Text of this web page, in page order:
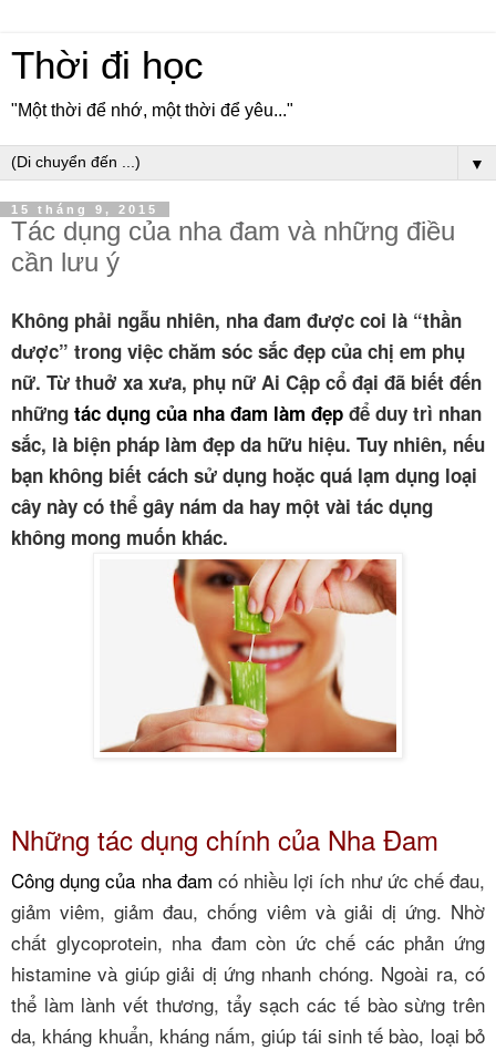
Thời đi học
"Một thời để nhớ, một thời để yêu..."
▼
15 tháng 9, 2015
Tác dụng của nha đam và những điều
cần lưu ý
Không phải ngẫu nhiên, nha đam được coi là “thần
dược” trong việc chăm sóc sắc đẹp của chị em phụ
nữ. Từ thuở xa xưa, phụ nữ Ai Cập cổ đại đã biết đến
những tác dụng của nha đam làm đẹp để duy trì nhan
sắc, là biện pháp làm đẹp da hữu hiệu. Tuy nhiên, nếu
bạn không biết cách sử dụng hoặc quá lạm dụng loại
cây này có thể gây nám da hay một vài tác dụng
không mong muốn khác.
Những tác dụng chính của Nha Đam
Công dụng của nha đam có nhiều lợi ích như ức chế đau,
giảm viêm, giảm đau, chống viêm và giải dị ứng. Nhờ
chất glycoprotein, nha đam còn ức chế các phản ứng
histamine và giúp giải dị ứng nhanh chóng. Ngoài ra, có
thể làm lành vết thương, tẩy sạch các tế bào sừng trên
da, kháng khuẩn, kháng nấm, giúp tái sinh tế bào, loại bỏ